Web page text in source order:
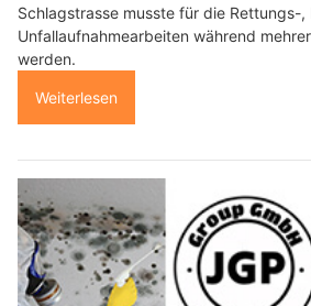
Schlagstrasse musste für die Rettungs-
Unfallaufnahmearbeiten während
werden.
Weiterlesen